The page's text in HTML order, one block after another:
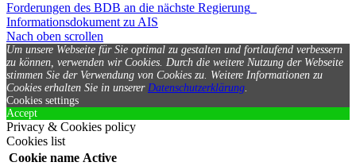
Forderungen des BDB an die nächste Regierung
Informationsdokument zu AIS
Nach oben scrollen
Um unsere Webseite für Sie optimal zu gestalten und fortlaufend verbessern
zu können, verwenden wir Cookies. Durch die weitere Nutzung der Webseite
stimmen Sie der Verwendung von Cookies zu. Weitere Informationen zu
Cookies erhalten Sie in unserer Datenschutzerklärung.
Cookies settings
Accept
Privacy & Cookies policy
Cookies list
Cookie name Active